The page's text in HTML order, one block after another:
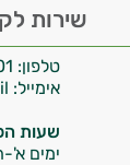
שירות
טלפון:
אימייל:
שעות
ימים א'-ה'
מאגרי מידע
הרפואה